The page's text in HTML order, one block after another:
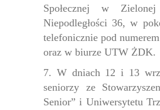
Społecznej w
Niepodległości 36, w
telefonicznie pod
oraz w biurze UTW ŻDK.
7. W dniach 12 i 13
seniorzy ze
Senior” i Uniwersytetu